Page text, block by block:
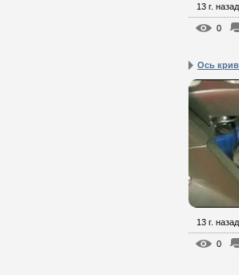
13 г. назад
0
Ось
13 г. назад
0